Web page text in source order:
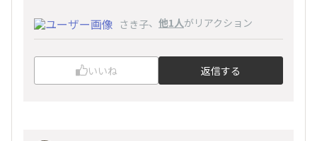
さき子、 他1人がリアクション
いいね 返信する